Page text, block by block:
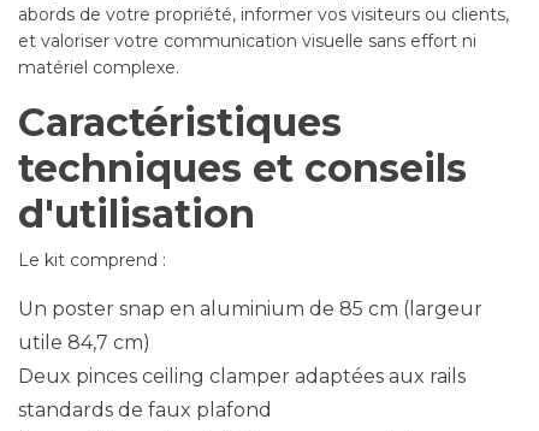
abords de votre propriété, informer vos visiteurs ou clients,
et valoriser votre communication visuelle sans effort ni
matériel complexe.
Caractéristiques
techniques et conseils
d'utilisation
Le kit comprend :
Un poster snap en aluminium de 85 cm (largeur
utile 84,7 cm)
Deux pinces ceiling clamper adaptées aux rails
standards de faux plafond